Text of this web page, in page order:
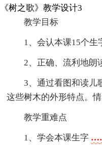
《树之歌》教学设计3
教学目标
1、会认本课15个生
2、正确、流利地朗
3、通过看图和读儿
这些树木的外形特点。
教学重难点
1、学会本课生字